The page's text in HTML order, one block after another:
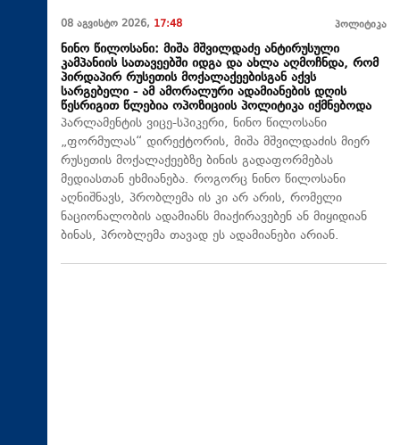
08 აგვისტო 2026, 17:48 პოლიტიკა
ნინო წილოსანი: მიშა მშვილდაძე ანტირუსული
კამპანიის სათავეებში იდგა და ახლა აღმოჩნდა, რომ
პირდაპირ რუსეთის მოქალაქეებისგან აქვს
სარგებელი - ამ ამორალური ადამიანების დღის
წესრიგით წლებია ოპოზიციის პოლიტიკა იქმნებოდა
პარლამენტის ვიცე-სპიკერი, ნინო წილოსანი
„ფორმულას“ დირექტორის, მიშა მშვილდაძის მიერ
რუსეთის მოქალაქეებზე ბინის გადაფორმებას
მედიასთან ეხმიანება. როგორც ნინო წილოსანი
აღნიშნავს, პრობლემა ის კი არ არის, რომელი
ნაციონალობის ადამიანს მიაქირავებენ ან მიყიდიან
ბინას, პრობლემა თავად ეს ადამიანები არიან.